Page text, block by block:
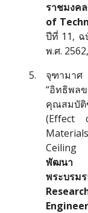
ราชมงค
of
ปีที่ 11, ฉ
พ.ศ.
5. จุฑามา
“อิทธิพล
คุณสมบัติ
(Effect
Ceiling
พัฒนา วิ
พระบรม